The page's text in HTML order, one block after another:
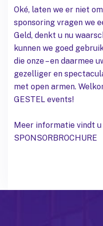
Oké, laten we er niet
sponsoring vragen we
Geld, denkt u nu
kunnen we goed
die onze – en daarmee
gezelliger en
met open armen.
GESTEL events!
Meer informatie vindt
SPONSORBROCHURE